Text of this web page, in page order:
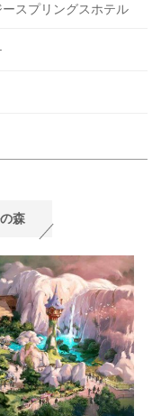
スプリングスホテル
森